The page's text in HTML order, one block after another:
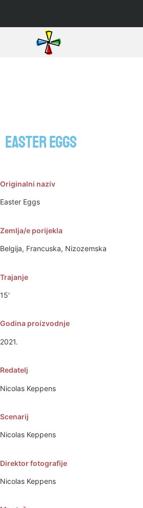
Easter Eggs
Originalni naziv
Easter Eggs
Zemlja/e porijekla
Belgija, Francuska, Nizozemska
Trajanje
15'
Godina proizvodnje
2021.
Redatelj
Nicolas Keppens
Scenarij
Nicolas Keppens
Direktor fotografije
Nicolas Keppens